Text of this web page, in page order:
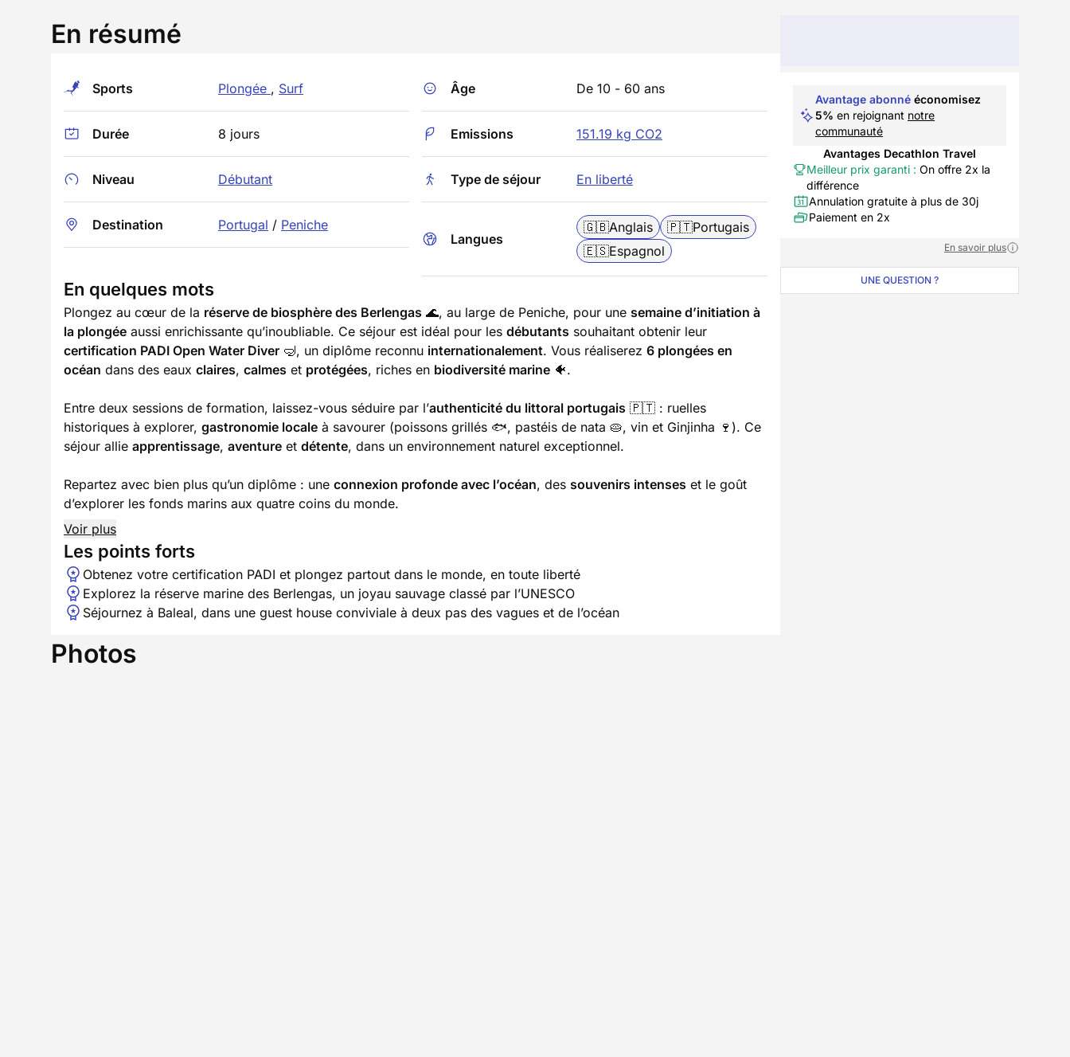
En résumé
Sports Plongée , Surf
Durée 8 jours
Niveau Débutant
Destination Portugal / Peniche
Âge De 10 - 60 ans
Emissions 151.19 kg CO2
Type de séjour En liberté
Langues
🇬🇧Anglais 🇵🇹Portugais
🇪🇸Espagnol
En quelques mots
Plongez au cœur de la réserve de biosphère des Berlengas 🌊, au large de Peniche, pour une semaine d’initiation à
la plongée aussi enrichissante qu’inoubliable. Ce séjour est idéal pour les débutants souhaitant obtenir leur
certification PADI Open Water Diver 🤿, un diplôme reconnu internationalement. Vous réaliserez 6 plongées en
océan dans des eaux claires, calmes et protégées, riches en biodiversité marine 🐠.
Entre deux sessions de formation, laissez-vous séduire par l’authenticité du littoral portugais 🇵🇹 : ruelles
historiques à explorer, gastronomie locale à savourer (poissons grillés 🐟, pastéis de nata 🥧, vin et Ginjinha 🍷). Ce
séjour allie apprentissage, aventure et détente, dans un environnement naturel exceptionnel.
Repartez avec bien plus qu’un diplôme : une connexion profonde avec l’océan, des souvenirs intenses et le goût
d’explorer les fonds marins aux quatre coins du monde.
Voir plus
Les points forts
Obtenez votre certification PADI et plongez partout dans le monde, en toute liberté
Explorez la réserve marine des Berlengas, un joyau sauvage classé par l’UNESCO
Séjournez à Baleal, dans une guest house conviviale à deux pas des vagues et de l’océan
Photos
Avantage abonné économisez
5% en rejoignant notre
communauté
Avantages Decathlon Travel
Meilleur prix garanti : On offre 2x la
différence
Annulation gratuite à plus de 30j
Paiement en 2x
En savoir plus
UNE QUESTION ?